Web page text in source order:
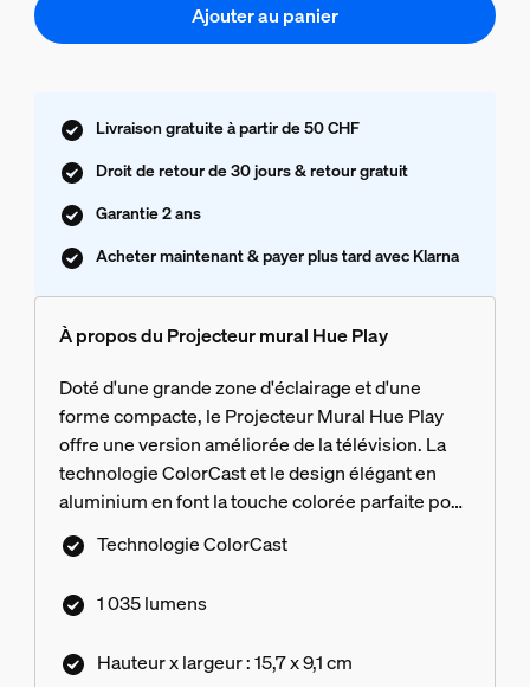
Ajouter au panier
Livraison gratuite à partir de 50 CHF
Droit de retour de 30 jours & retour gratuit
Garantie 2 ans
Acheter maintenant & payer plus tard avec Klarna
À propos du Projecteur mural Hue Play
Doté d'une grande zone d'éclairage et d'une
forme compacte, le Projecteur Mural Hue Play
offre une version améliorée de la télévision. La
technologie ColorCast et le design élégant en
aluminium en font la touche colorée parfaite pour
votre home cinéma (et bien plus encore).
Technologie ColorCast
1 035 lumens
Hauteur x largeur : 15,7 x 9,1 cm